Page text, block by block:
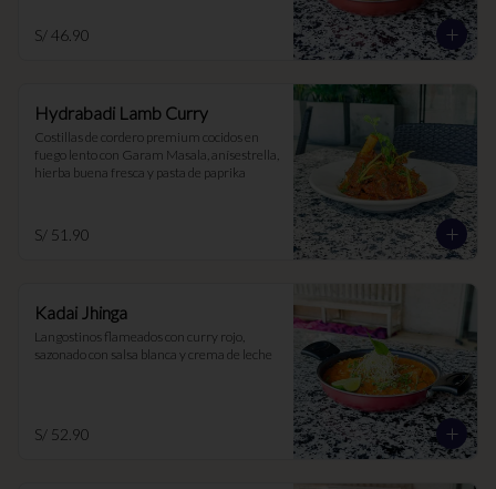
S/ 46.90
Hydrabadi Lamb Curry
Costillas de cordero premium cocidos en
fuego lento con Garam Masala, anísestrella,
hierba buena fresca y pasta de paprika
S/ 51.90
Kadai Jhinga
Langostinos flameados con curry rojo,
sazonado con salsa blanca y crema de leche
S/ 52.90